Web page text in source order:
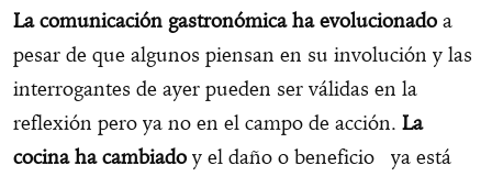
La comunicación gastronómica ha evolucionado a
pesar de que algunos piensan en su involución y las
interrogantes de ayer pueden ser válidas en la
reflexión pero ya no en el campo de acción. La
cocina ha cambiado y el daño o beneficio ya está